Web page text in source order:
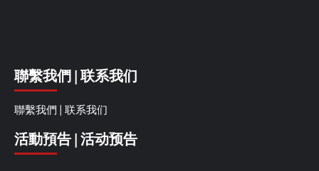
聯繫我們 | 联系我们
聯繫我們 | 联系我们
活動預告 | 活动预告